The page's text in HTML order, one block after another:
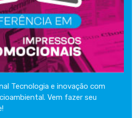
Tecnologia e inovação com
Vem fazer seu